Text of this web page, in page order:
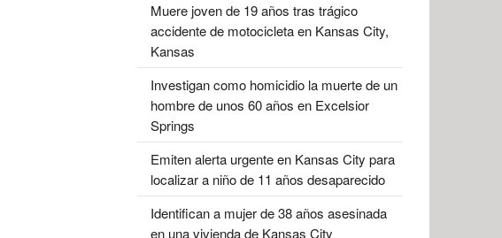
Muere joven de 19 años tras trágico
accidente de motocicleta en Kansas City,
Kansas
Investigan como homicidio la muerte de un
hombre de unos 60 años en Excelsior
Springs
Emiten alerta urgente en Kansas City para
localizar a niño de 11 años desaparecido
Identifican a mujer de 38 años asesinada
en una vivienda de Kansas City